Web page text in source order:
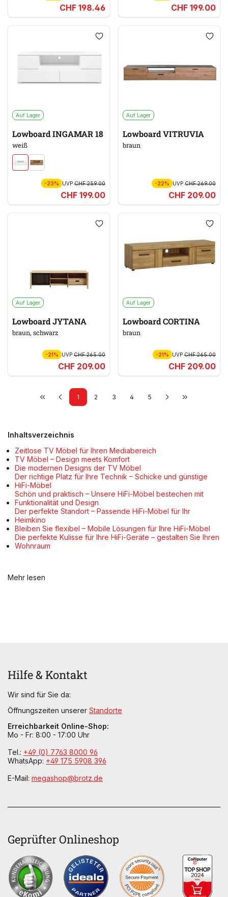
CHF 198.46 CHF 199.00
Auf Lager
Lowboard INGAMAR 18
weiß
-23% UVP CHF 259.00
CHF 199.00
Auf Lager
Lowboard VITRUVIA
braun
-22% UVPCHF 269.00
CHF 209.00
Auf Lager
Lowboard JYTANA
braun, schwarz
-21% UVP CHF 265.00
CHF 209.00
Auf Lager
Lowboard CORTINA
braun
-21% UVPCHF 265.00
CHF 209.00
1 2 3 4 5
Inhaltsverzeichnis
Zeitlose TV Möbel für Ihren Mediabereich
TV Möbel – Design meets Komfort
Die modernen Designs der TV Möbel
Der richtige Platz für Ihre Technik – Schicke und günstige
HiFi-Möbel
Schön und praktisch – Unsere HiFi-Möbel bestechen mit
Funktionalität und Design
Der perfekte Standort – Passende HiFi-Möbel für Ihr
Heimkino
Bleiben Sie flexibel – Mobile Lösungen für Ihre HiFi-Möbel
Die perfekte Kulisse für Ihre HiFi-Geräte – gestalten Sie Ihren
Wohnraum
Mehr lesen
Hilfe & Kontakt
Wir sind für Sie da:
Öffnungszeiten unserer Standorte
Erreichbarkeit Online-Shop:
Mo - Fr: 8:00 - 17:00 Uhr
Tel.: +49 (0) 7763 8000 96
WhatsApp: +49 175 5908 396
E-Mail: megashop@brotz.de
Geprüfter Onlineshop